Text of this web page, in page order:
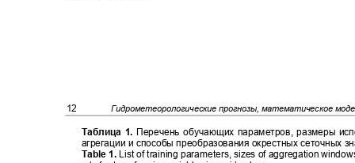
12 Гидрометеорологические прогнозы, математическое
Таблица 1. Перечень обучающих параметров, размеры
агрегации и способы преобразования окрестных сеточных
Table 1.
List of training parameters, sizes of aggregation